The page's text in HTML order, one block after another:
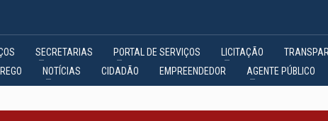
SECRETARIAS PORTAL DE SERVIÇOS LICITAÇÃO
NOTÍCIAS CIDADÃO EMPREENDEDOR AGENTE PÚBLICO